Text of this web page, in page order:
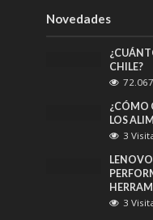
Novedades
CHILE?
¿CÓMO
LOS
3
3